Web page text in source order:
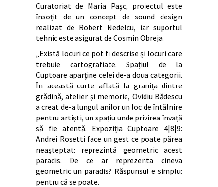
Curatoriat de Maria Pașc, proiectul este
însoțit de un concept de sound design
realizat de Robert Nedelcu, iar suportul
tehnic este asigurat de Cosmin Obreja.
„Există locuri ce pot fi descrise și locuri care
trebuie cartografiate. Spațiul de la
Cuptoare aparține celei de-a doua categorii.
În această curte aflată la granița dintre
grădină, atelier și memorie, Ovidiu Bădescu
a creat de-a lungul anilor un loc de întâlnire
pentru artiști, un spațiu unde privirea învață
să fie atentă. Expoziția Cuptoare 4|8|9:
Andrei Rosetti face un gest ce poate părea
neașteptat: reprezintă geometric acest
paradis. De ce ar reprezenta cineva
geometric un paradis? Răspunsul e simplu:
pentru că se poate.